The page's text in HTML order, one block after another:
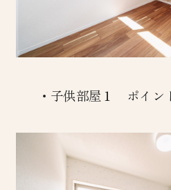
・子供部屋１ ポイ